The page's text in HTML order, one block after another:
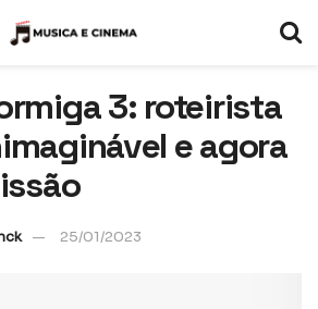
3: roteirista
e agora
25/01/2023